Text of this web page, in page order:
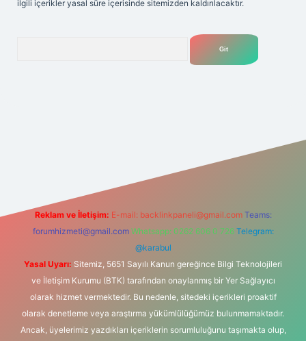
ilgili içerikler yasal süre içerisinde sitemizden kaldırılacaktır.
Reklam ve İletişim: E-mail: backlinkpaneli@gmail.com Teams:
forumhizmeti@gmail.com Whatsapp: 0262 606 0 726 Telegram:
@karabul
Yasal Uyarı: Sitemiz, 5651 Sayılı Kanun gereğince Bilgi Teknolojileri
ve İletişim Kurumu (BTK) tarafından onaylanmış bir Yer Sağlayıcı
olarak hizmet vermektedir. Bu nedenle, sitedeki içerikleri proaktif
olarak denetleme veya araştırma yükümlülüğümüz bulunmamaktadır.
Ancak, üyelerimiz yazdıkları içeriklerin sorumluluğunu taşımakta olup,